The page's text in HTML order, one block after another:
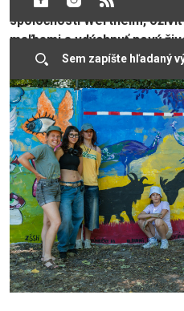
spoločnosti Wertheim,
maľbami a vdýchnuť nový